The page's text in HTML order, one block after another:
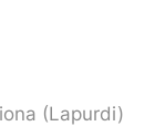
(Lapurdi)